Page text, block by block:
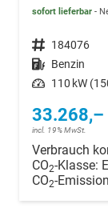
sofort lieferbar
Fahrzeugnr. 184076
Kraftstoff Benzin
Leistung 110 kW
33.268,–
incl. 19% MwSt.
Verbrauch
CO2-Klasse: E
CO2-